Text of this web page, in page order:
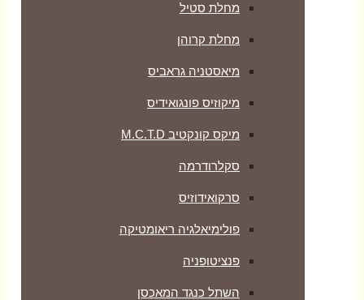
מחלת סטיל
מחלת קרוהן
מיאסטניה גראביס
מיקוזיס פונגואידיס
מיקס קונקטיב M.C.T.D
סקלרודרמה
סרקואידוזיס
פולימיאלגיה ריאומטיקה
‏פנציטופניה
השתל כנגד המאכסן